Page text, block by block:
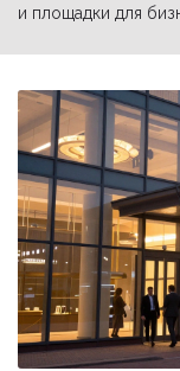
и площадки для